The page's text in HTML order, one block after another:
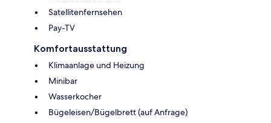
Satellitenfernsehen
Pay-TV
Komfortausstattung
Klimaanlage und Heizung
Minibar
Wasserkocher
Bügeleisen/Bügelbrett (auf Anfrage)